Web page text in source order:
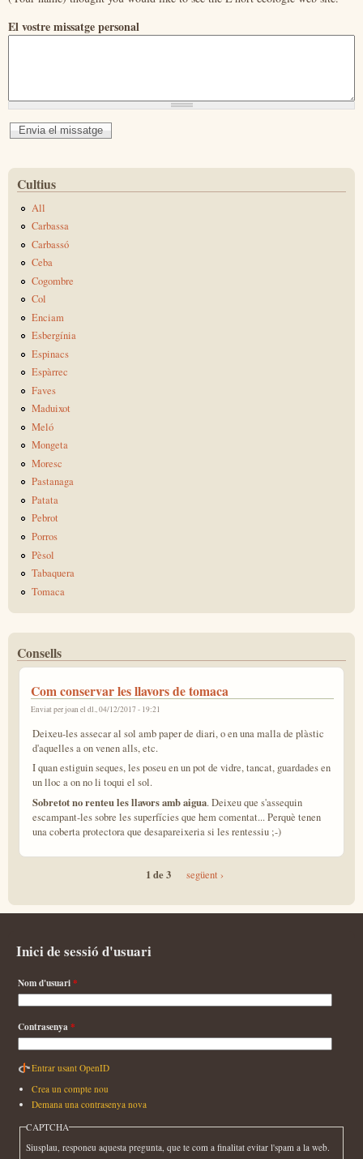
El vostre missatge personal
Cultius
All
Carbassa
Carbassó
Ceba
Cogombre
Col
Enciam
Esbergínia
Espinacs
Espàrrec
Faves
Maduixot
Meló
Mongeta
Moresc
Pastanaga
Patata
Pebrot
Porros
Pèsol
Tabaquera
Tomaca
Consells
Com conservar les llavors de tomaca
Enviat perjoan el dl., 04/12/2017 - 19:21
Deixeu-les assecar al sol amb paper de diari, o en una malla de plàstic
d'aquelles a on venen alls, etc.
I quan estiguin seques, les poseu en un pot de vidre, tancat, guardades en
un lloc a on no li toqui el sol.
Sobretot no renteu les llavors amb aigua. Deixeu que s'assequin
escampant-les sobre les superfícies que hem comentat... Perquè tenen
una coberta protectora que desapareixeria si les rentessiu ;-)
1 de 3 següent ›
Inici de sessió d'usuari
Nom d'usuari*
Contrasenya*
Entrar usant OpenID
Crea un compte nou
Demana una contrasenya nova
CAPTCHA
Siusplau, responeu aquesta pregunta, que te com a finalitat evitar l'spam a la web.